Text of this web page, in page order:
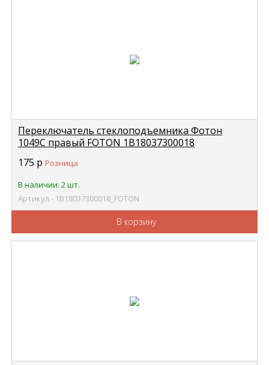
Переключатель стеклоподъемника Фотон
1049С правый FOTON 1B18037300018
175 р Розница
В наличии: 2 шт.
Артикул - 1B18037300018_FOTON
В корзину